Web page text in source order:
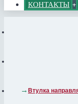
КОНТАКТЫ +
Втулка